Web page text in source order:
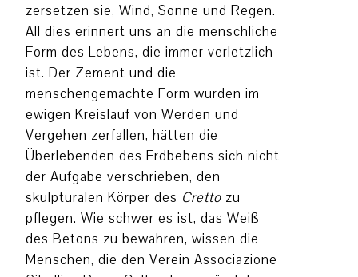
zersetzen sie, Wind, Sonne und Regen.
All dies erinnert uns an die menschliche
Form des Lebens, die immer verletzlich
ist. Der Zement und die
menschengemachte Form würden im
ewigen Kreislauf von Werden und
Vergehen zerfallen, hätten die
Überlebenden des Erdbebens sich nicht
der Aufgabe verschrieben, den
skulpturalen Körper des Cretto zu
pflegen. Wie schwer es ist, das Weiß
des Betons zu bewahren, wissen die
Menschen, die den Verein Associazione